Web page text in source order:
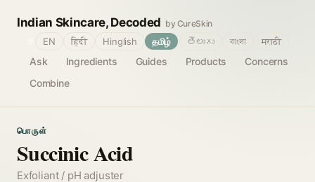
Indian Skincare, Decoded by CureSkin
Ask Ingredients Guides Products
Concerns
Combine
EN हिंदी Hinglish தமிழ் తెలుగు বাংলা मराठी
பொருள்
Succinic Acid
Exfoliant / pH adjuster